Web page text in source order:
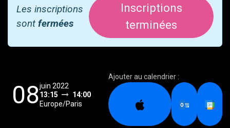
Les inscriptions
sont fermées
Inscriptions
terminées
08juin 2022
13:15
14:00
Europe/Paris
Ajouter au calendrier :